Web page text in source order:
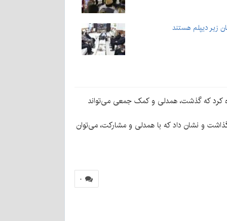
کرد که گذشت، همدلی و کمک جمعی می‌تواند
و نشان داد که با همدلی و مشارکت، می‌توان
۰